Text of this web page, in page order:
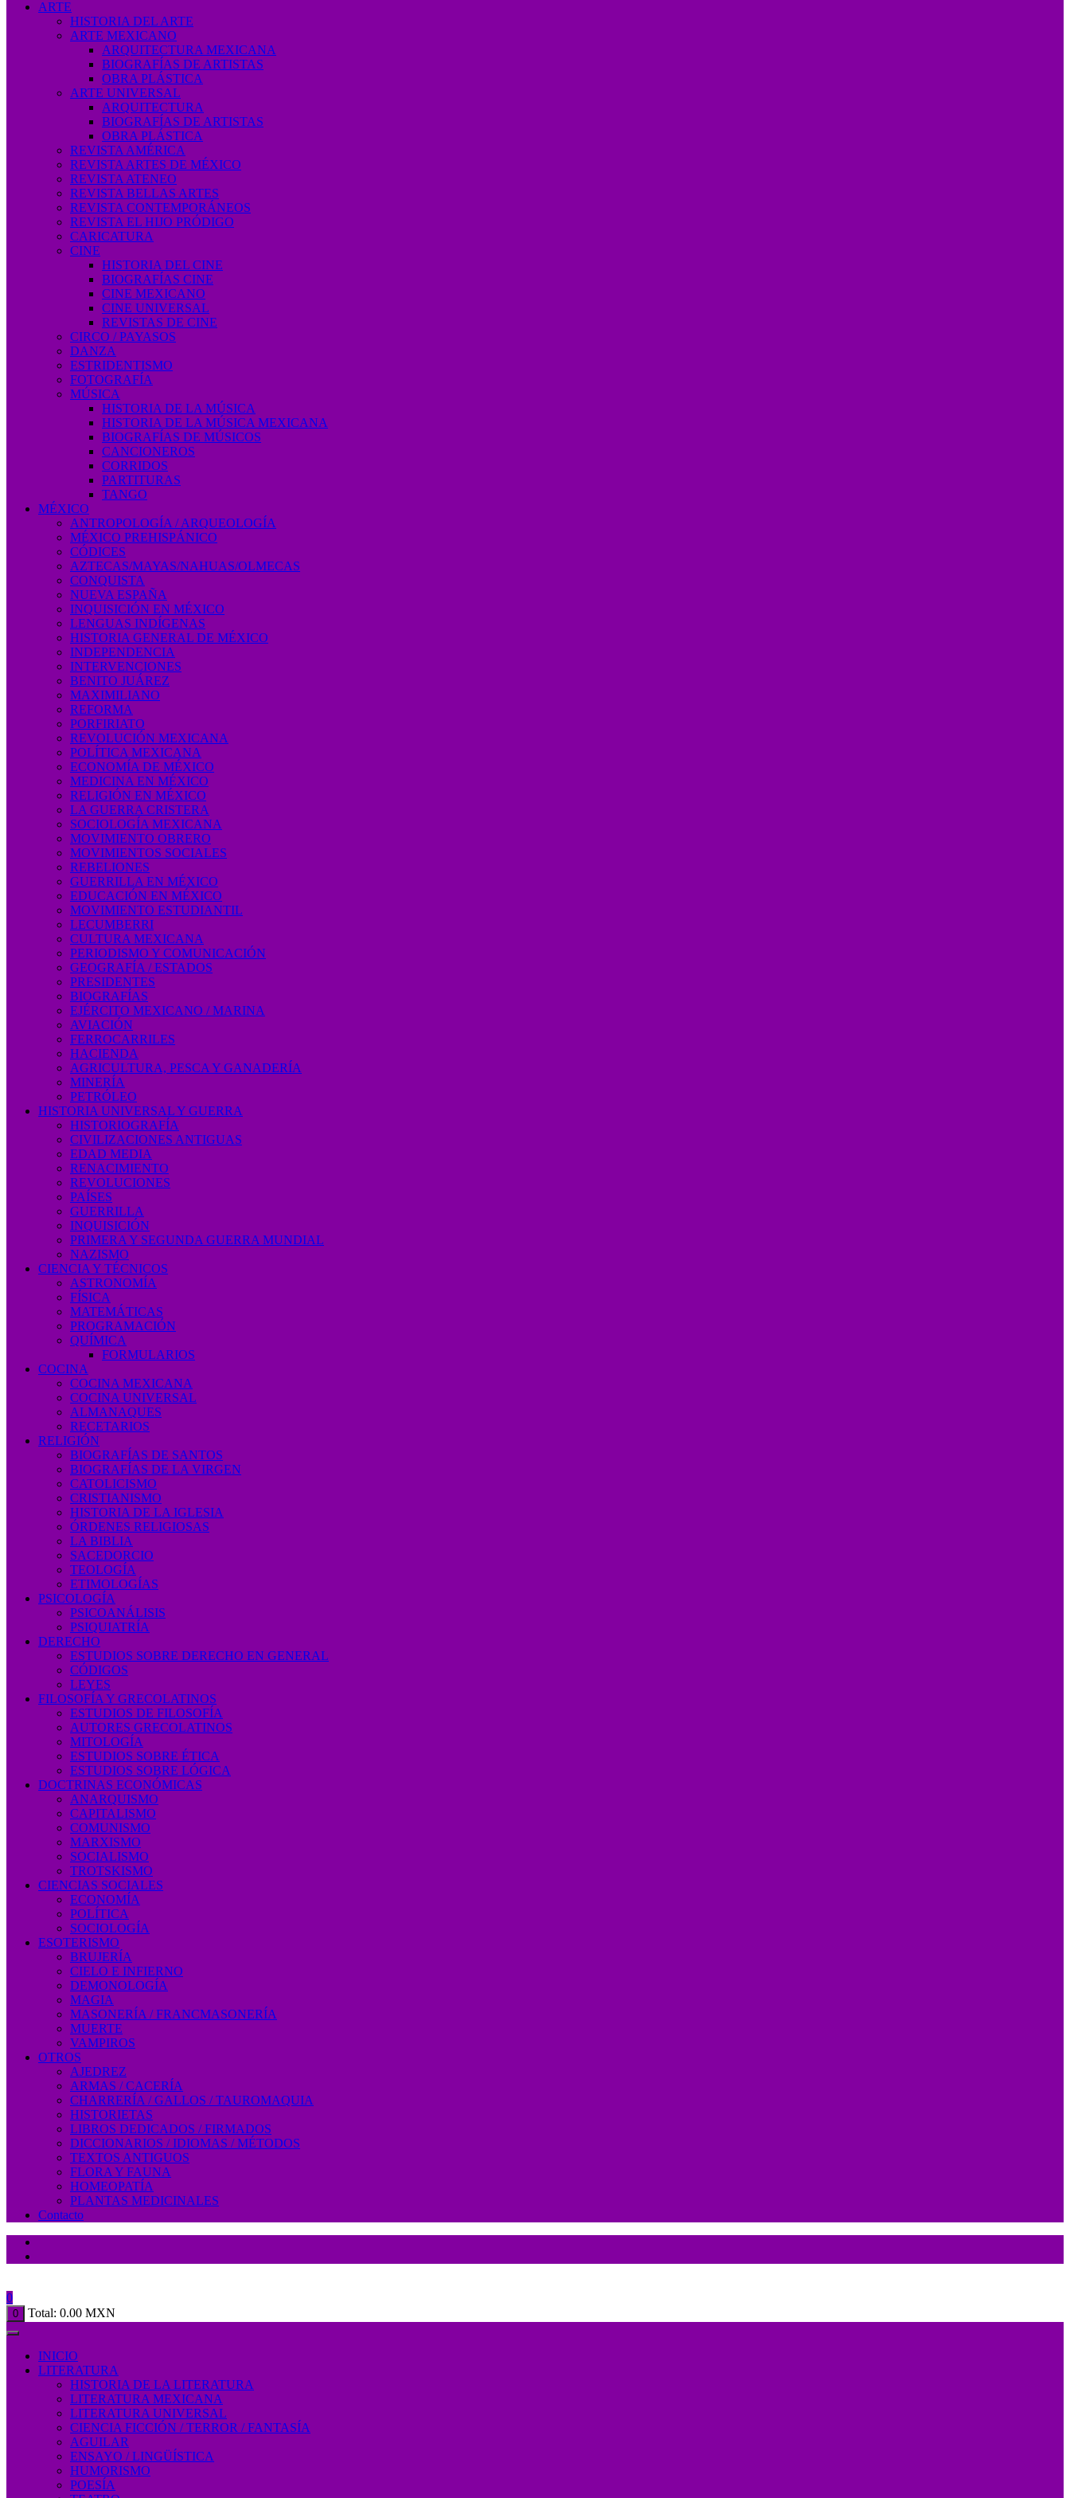
ARTE
HISTORIA DEL ARTE
ARTE MEXICANO
ARQUITECTURA MEXICANA
BIOGRAFÍAS DE ARTISTAS
OBRA PLÁSTICA
ARTE UNIVERSAL
ARQUITECTURA
BIOGRAFÍAS DE ARTISTAS
OBRA PLÁSTICA
REVISTA AMÉRICA
REVISTA ARTES DE MÉXICO
REVISTA ATENEO
REVISTA BELLAS ARTES
REVISTA CONTEMPORÁNEOS
REVISTA EL HIJO PRÓDIGO
CARICATURA
CINE
HISTORIA DEL CINE
BIOGRAFÍAS CINE
CINE MEXICANO
CINE UNIVERSAL
REVISTAS DE CINE
CIRCO / PAYASOS
DANZA
ESTRIDENTISMO
FOTOGRAFÍA
MÚSICA
HISTORIA DE LA MÚSICA
HISTORIA DE LA MÚSICA MEXICANA
BIOGRAFÍAS DE MÚSICOS
CANCIONEROS
CORRIDOS
PARTITURAS
TANGO
MÉXICO
ANTROPOLOGÍA / ARQUEOLOGÍA
MÉXICO PREHISPÁNICO
CÓDICES
AZTECAS/MAYAS/NAHUAS/OLMECAS
CONQUISTA
NUEVA ESPAÑA
INQUISICIÓN EN MÉXICO
LENGUAS INDÍGENAS
HISTORIA GENERAL DE MÉXICO
INDEPENDENCIA
INTERVENCIONES
BENITO JUÁREZ
MAXIMILIANO
REFORMA
PORFIRIATO
REVOLUCIÓN MEXICANA
POLÍTICA MEXICANA
ECONOMÍA DE MÉXICO
MEDICINA EN MÉXICO
RELIGIÓN EN MÉXICO
LA GUERRA CRISTERA
SOCIOLOGÍA MEXICANA
MOVIMIENTO OBRERO
MOVIMIENTOS SOCIALES
REBELIONES
GUERRILLA EN MÉXICO
EDUCACIÓN EN MÉXICO
MOVIMIENTO ESTUDIANTIL
LECUMBERRI
CULTURA MEXICANA
PERIODISMO Y COMUNICACIÓN
GEOGRAFÍA / ESTADOS
PRESIDENTES
BIOGRAFÍAS
EJÉRCITO MEXICANO / MARINA
AVIACIÓN
FERROCARRILES
HACIENDA
AGRICULTURA, PESCA Y GANADERÍA
MINERÍA
PETRÓLEO
HISTORIA UNIVERSAL Y GUERRA
HISTORIOGRAFÍA
CIVILIZACIONES ANTIGUAS
EDAD MEDIA
RENACIMIENTO
REVOLUCIONES
PAÍSES
GUERRILLA
INQUISICIÓN
PRIMERA Y SEGUNDA GUERRA MUNDIAL
NAZISMO
CIENCIA Y TÉCNICOS
ASTRONOMÍA
FÍSICA
MATEMÁTICAS
PROGRAMACIÓN
QUÍMICA
FORMULARIOS
COCINA
COCINA MEXICANA
COCINA UNIVERSAL
ALMANAQUES
RECETARIOS
RELIGIÓN
BIOGRAFÍAS DE SANTOS
BIOGRAFÍAS DE LA VIRGEN
CATOLICISMO
CRISTIANISMO
HISTORIA DE LA IGLESIA
ÓRDENES RELIGIOSAS
LA BIBLIA
SACEDORCIO
TEOLOGÍA
ETIMOLOGÍAS
PSICOLOGÍA
PSICOANÁLISIS
PSIQUIATRÍA
DERECHO
ESTUDIOS SOBRE DERECHO EN GENERAL
CÓDIGOS
LEYES
FILOSOFÍA Y GRECOLATINOS
ESTUDIOS DE FILOSOFÍA
AUTORES GRECOLATINOS
MITOLOGÍA
ESTUDIOS SOBRE ÉTICA
ESTUDIOS SOBRE LÓGICA
DOCTRINAS ECONÓMICAS
ANARQUISMO
CAPITALISMO
COMUNISMO
MARXISMO
SOCIALISMO
TROTSKISMO
CIENCIAS SOCIALES
ECONOMÍA
POLÍTICA
SOCIOLOGÍA
ESOTERISMO
BRUJERÍA
CIELO E INFIERNO
DEMONOLOGÍA
MAGIA
MASONERÍA / FRANCMASONERÍA
MUERTE
VAMPIROS
OTROS
AJEDREZ
ARMAS / CACERÍA
CHARRERÍA / GALLOS / TAUROMAQUIA
HISTORIETAS
LIBROS DEDICADOS / FIRMADOS
DICCIONARIOS / IDIOMAS / MÉTODOS
TEXTOS ANTIGUOS
FLORA Y FAUNA
HOMEOPATÍA
PLANTAS MEDICINALES
Contacto
0
0 Total: 0.00 MXN
INICIO
LITERATURA
HISTORIA DE LA LITERATURA
LITERATURA MEXICANA
LITERATURA UNIVERSAL
CIENCIA FICCIÓN / TERROR / FANTASÍA
AGUILAR
ENSAYO / LINGÜÍSTICA
HUMORISMO
POESÍA